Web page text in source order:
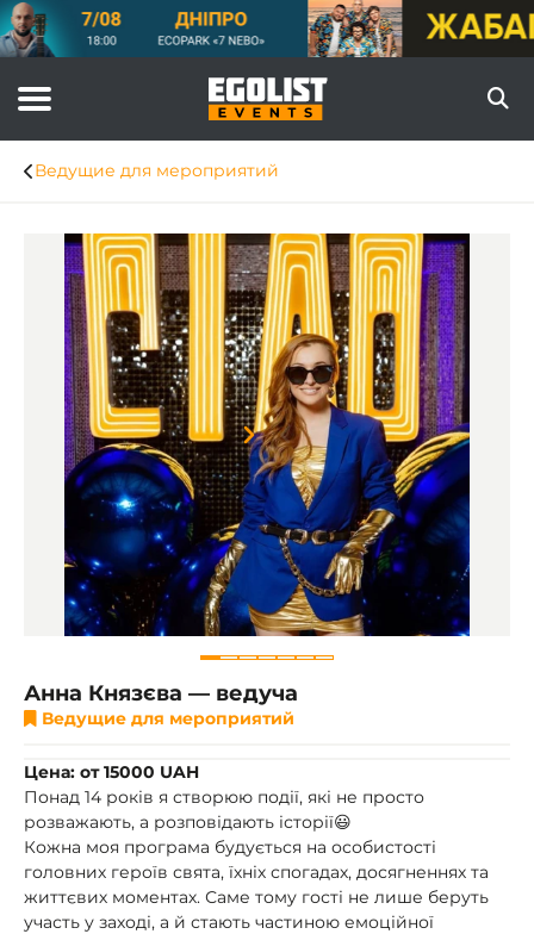
Ведущие для мероприятий
Item
1
of
7
Анна Князєва — ведуча
Ведущие для мероприятий
Цена: от 15000 UAH
Понад 14 років я створюю події, які не просто
розважають, а розповідають історії😃
Кожна моя програма будується на особистості
головних героїв свята, їхніх спогадах, досягненнях та
життєвих моментах. Саме тому гості не лише беруть
участь у заході, а й стають частиною емоційної